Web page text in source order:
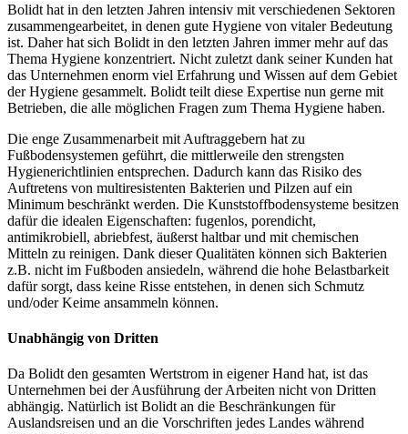
Bolidt hat in den letzten Jahren intensiv mit verschiedenen Sektoren
zusammengearbeitet, in denen gute Hygiene von vitaler Bedeutung
ist. Daher hat sich Bolidt in den letzten Jahren immer mehr auf das
Thema Hygiene konzentriert. Nicht zuletzt dank seiner Kunden hat
das Unternehmen enorm viel Erfahrung und Wissen auf dem Gebiet
der Hygiene gesammelt. Bolidt teilt diese Expertise nun gerne mit
Betrieben, die alle möglichen Fragen zum Thema Hygiene haben.
Die enge Zusammenarbeit mit Auftraggebern hat zu
Fußbodensystemen geführt, die mittlerweile den strengsten
Hygienerichtlinien entsprechen. Dadurch kann das Risiko des
Auftretens von multiresistenten Bakterien und Pilzen auf ein
Minimum beschränkt werden. Die Kunststoffbodensysteme besitzen
dafür die idealen Eigenschaften: fugenlos, porendicht,
antimikrobiell, abriebfest, äußerst haltbar und mit chemischen
Mitteln zu reinigen. Dank dieser Qualitäten können sich Bakterien
z.B. nicht im Fußboden ansiedeln, während die hohe Belastbarkeit
dafür sorgt, dass keine Risse entstehen, in denen sich Schmutz
und/oder Keime ansammeln können.
Unabhängig von Dritten
Da Bolidt den gesamten Wertstrom in eigener Hand hat, ist das
Unternehmen bei der Ausführung der Arbeiten nicht von Dritten
abhängig. Natürlich ist Bolidt an die Beschränkungen für
Auslandsreisen und an die Vorschriften jedes Landes während